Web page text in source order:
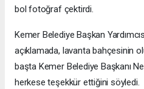
bol fotoğraf çektirdi.
Kemer Belediye Başkan
açıklamada, lavanta bahçesinin
başta Kemer Belediye Başkanı
herkese teşekkür ettiğini söyledi.